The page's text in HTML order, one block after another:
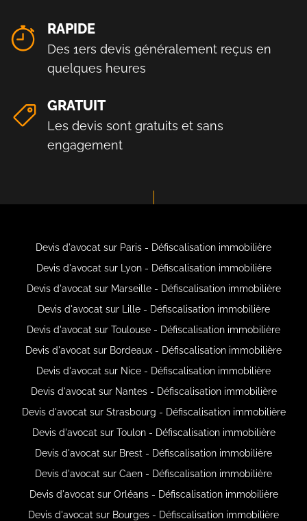
RAPIDE
Des 1ers devis généralement reçus en
quelques heures
GRATUIT
Les devis sont gratuits et sans
engagement
Devis d'avocat sur Paris - Défiscalisation immobilière
Devis d'avocat sur Lyon - Défiscalisation immobilière
Devis d'avocat sur Marseille - Défiscalisation immobilière
Devis d'avocat sur Lille - Défiscalisation immobilière
Devis d'avocat sur Toulouse - Défiscalisation immobilière
Devis d'avocat sur Bordeaux - Défiscalisation immobilière
Devis d'avocat sur Nice - Défiscalisation immobilière
Devis d'avocat sur Nantes - Défiscalisation immobilière
Devis d'avocat sur Strasbourg - Défiscalisation immobilière
Devis d'avocat sur Toulon - Défiscalisation immobilière
Devis d'avocat sur Brest - Défiscalisation immobilière
Devis d'avocat sur Caen - Défiscalisation immobilière
Devis d'avocat sur Orléans - Défiscalisation immobilière
Devis d'avocat sur Bourges - Défiscalisation immobilière